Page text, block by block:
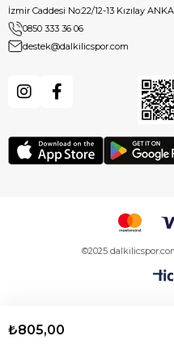
İzmir Caddesi No:22/12-13 Kızılay
0850 333 36 06
destek@dalkilicspor.com
©2025
₺805,00